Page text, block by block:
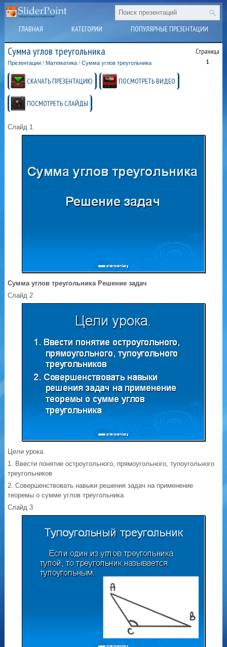
ГЛАВНАЯ КАТЕГОРИИ ПОПУЛЯРНЫЕ ПРЕЗЕНТАЦИИ
Сумма углов треугольника Страница
1
Презентации / Математика /Сумма углов треугольника
СКАЧАТЬ ПРЕЗЕНТАЦИЮ ПОСМОТРЕТЬ ВИДЕО
ПОСМОТРЕТЬ СЛАЙДЫ
Слайд 1
Сумма углов треугольника Решение задач
Слайд 2
Цели урока.
1. Ввести понятие остроугольного, прямоугольного, тупоугольного
треугольников
2. Совершенствовать навыки решения задач на применение
теоремы о сумме углов треугольника
Слайд 3